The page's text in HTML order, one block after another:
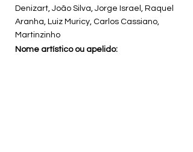
Denizart, João Silva, Jorge Israel, Raquel
Aranha, Luiz Muricy, Carlos Cassiano,
Martinzinho
Nome artístico ou apelido: